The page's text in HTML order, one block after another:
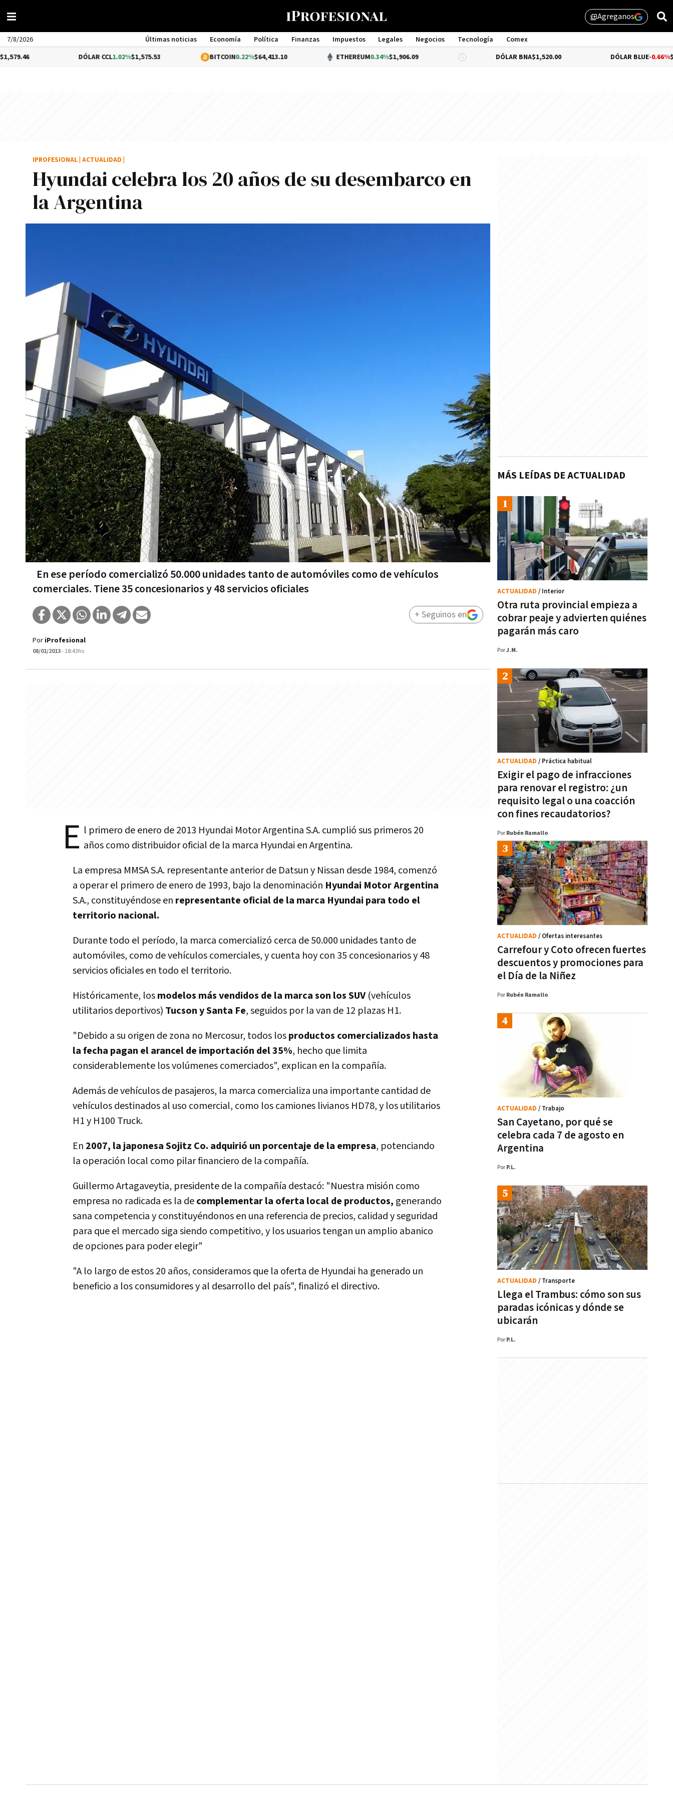
library_addAgreganos
7/8/2026 Últimas noticias Economía Política Finanzas Impuestos Legales Negocios Tecnología
Comex
Management
DÓLAR CCL1.02%$1,575.53 BITCOIN0.22%$64,413.10 ETHEREUM0.34%$1,906.09 DÓLAR BNA$1,520.00 DÓLAR BLUE-0.66%$1,530.00
Hyundai celebra los 20 años de su desembarco en
la Argentina
En ese período comercializó 50.000 unidades tanto de automóviles como de vehículos
comerciales. Tiene 35 concesionarios y 48 servicios oficiales
IPROFESIONAL ACTUALIDAD
Por iProfesional
08/01/2013- 18:43hs
+ Seguinos en
E l primero de enero de 2013 Hyundai Motor Argentina S.A. cumplió sus primeros 20
años como distribuidor oficial de la marca Hyundai en Argentina.
La empresa MMSA S.A. representante anterior de Datsun y Nissan desde 1984, comenzó
a operar el primero de enero de 1993, bajo la denominación Hyundai Motor Argentina
S.A., constituyéndose en representante oficial de la marca Hyundai para todo el
territorio nacional.
Durante todo el período, la marca comercializó cerca de 50.000 unidades tanto de
automóviles, como de vehículos comerciales, y cuenta hoy con 35 concesionarios y 48
servicios oficiales en todo el territorio.
Históricamente, losmodelos más vendidos de la marca son los SUV(vehículos
utilitarios deportivos) Tucson y Santa Fe, seguidos por la van de 12 plazas H1.
"Debido a su origen de zona no Mercosur, todos losproductos comercializados hasta
la fecha pagan el arancel de importación del 35%, hecho que limita
considerablemente los volúmenes comerciados", explican en la compañía.
Además de vehículos de pasajeros, la marca comercializa una importante cantidad de
vehículos destinados al uso comercial, como los camiones livianos HD78, y los utilitarios
H1 y H100 Truck.
En 2007, la japonesa Sojitz Co. adquirió un porcentaje de la empresa, potenciando
la operación local como pilar financiero de la compañía.
Guillermo Artagaveytia, presidente de la compañía destacó: "Nuestra misión como
empresa no radicada es la decomplementar la oferta local de productos, generando
sana competencia y constituyéndonos en una referencia de precios, calidad y seguridad
para que el mercado siga siendo competitivo, y los usuarios tengan un amplio abanico
de opciones para poder elegir"
"A lo largo de estos 20 años, consideramos que la oferta de Hyundai ha generado un
beneficio a los consumidores y al desarrollo del país", finalizó el directivo.
MÁS LEÍDAS DE ACTUALIDAD
Otra ruta provincial empieza a
cobrar peaje y advierten quiénes
pagarán más caro
ACTUALIDAD / Interior
PorJ.M.
Exigir el pago de infracciones
para renovar el registro: ¿un
requisito legal o una coacción
con fines recaudatorios?
ACTUALIDAD / Práctica habitual
Por Rubén Ramallo
Carrefour y Coto ofrecen fuertes
descuentos y promociones para
el Día de la Niñez
ACTUALIDAD / Ofertas interesantes
Por Rubén Ramallo
San Cayetano, por qué se
celebra cada 7 de agosto en
Argentina
ACTUALIDAD / Trabajo
Por P.L.
Llega el Trambus: cómo son sus
paradas icónicas y dónde se
ubicarán
ACTUALIDAD / Transporte
Por P.L.